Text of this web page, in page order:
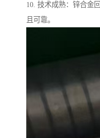
10. 技术成熟：锌合金
且可靠。